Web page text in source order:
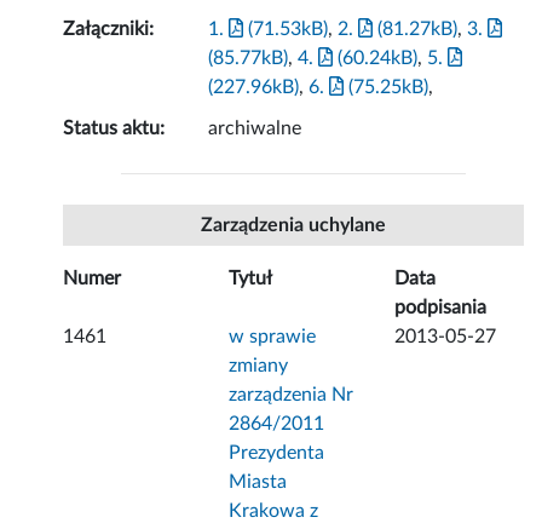
Załączniki: 1. (71.53kB), 2. (81.27kB),3.
(85.77kB),4. (60.24kB), 5.
(227.96kB),6. (75.25kB),
Status aktu: archiwalne
Zarządzenia uchylane
Numer Tytuł
Data
podpisania
1461
w sprawie
zmiany
zarządzenia Nr
2864/2011
Prezydenta
Miasta
Krakowa z
2013-05-27